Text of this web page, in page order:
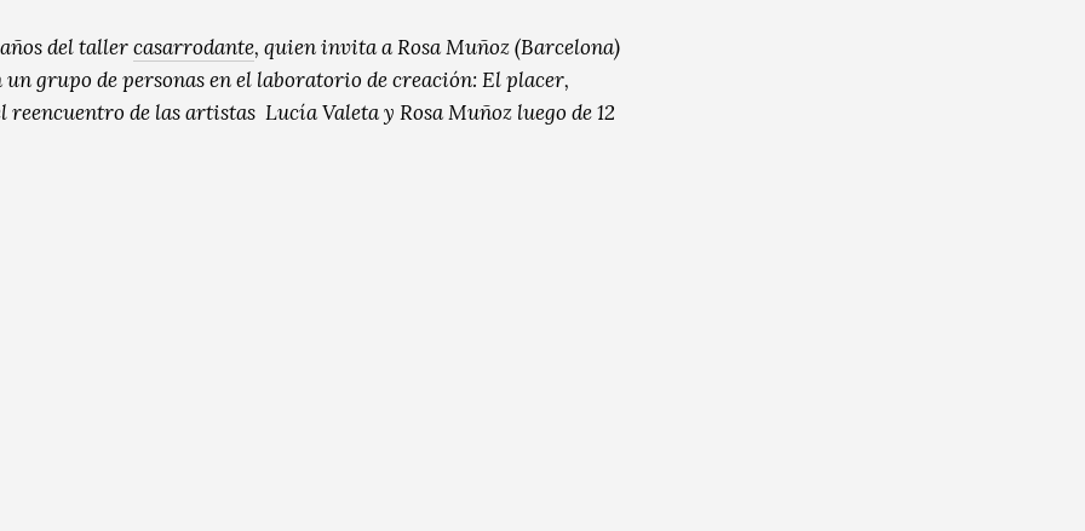
del tallercasarrodante, quien invita a Rosa Muñoz (Barcelona)
grupo de personas en el laboratorio de creación: El placer,
de las artistas Lucía Valeta y Rosa Muñoz luego de 12